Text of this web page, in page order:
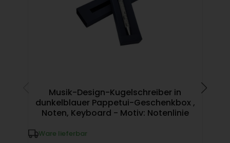
Musik-Design-Kugelschreiber in
dunkelblauer Pappetui-Geschenkbox ,
Noten, Keyboard - Motiv: Notenlinie
Ware lieferbar